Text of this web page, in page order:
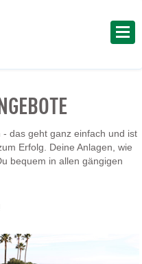
das geht ganz einfach und ist
Erfolg. Deine Anlagen, wie
bequem in allen gängigen